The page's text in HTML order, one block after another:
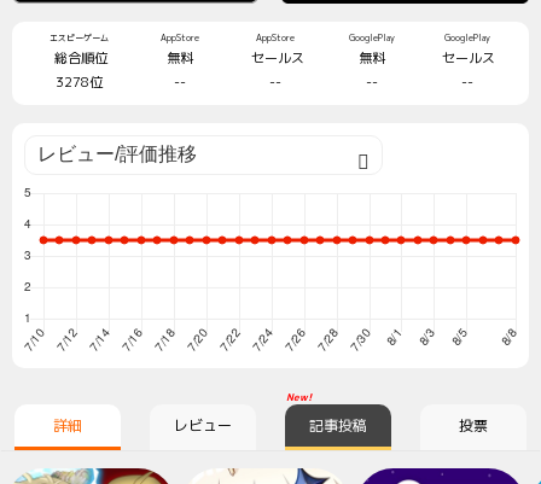
エスピーゲーム
総合順位
3278位
AppStore
無料
--
AppStore
セールス
--
GooglePlay
無料
--
GooglePlay
セールス
--
詳細 レビュー
New!
記事投稿 投票